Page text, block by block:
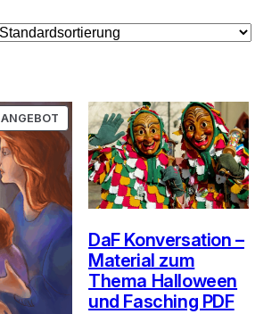
ANGEBOT PRODUKT
IM
ANGEBOT
DaF Konversation –
Material zum
Thema Halloween
und Fasching PDF